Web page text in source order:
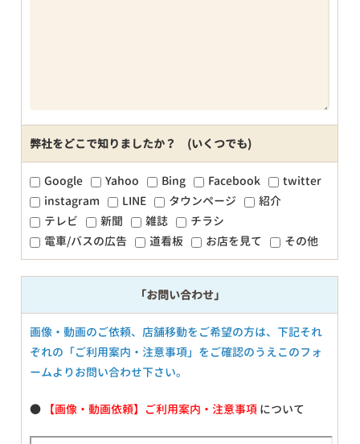
弊社をどこで知りましたか？ (いくつでも)
Google Yahoo Bing Facebook
twitter
instagram
LINE タウンページ
紹介
テレビ
新聞 雑誌
チラシ
電車/バスの広告
道看板 お店を見て その他
「お問い合わせ」
画像・動画のご依頼、店舗移動をご希望の方は、下記それ
ぞれの「ご利用案内・注意事項」をご確認のうえこのフォ
ームよりお問い合わせ下さい。
● 【画像・動画依頼】ご利用案内・注意事項 について